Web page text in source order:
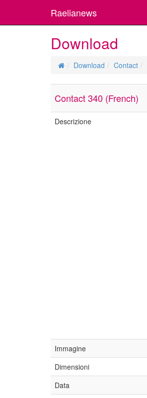
Raelianews
Download
Download Contact
Contact 340 (French)
Descrizione
Immagine
Dimensioni
Data